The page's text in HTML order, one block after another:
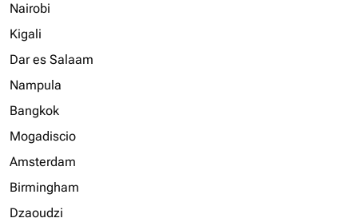
Nairobi
Kigali
Dar es Salaam
Nampula
Bangkok
Mogadiscio
Amsterdam
Birmingham
Dzaoudzi